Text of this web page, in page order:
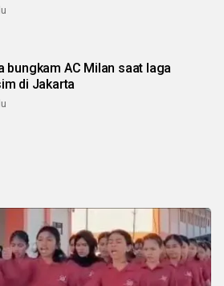
bungkam AC Milan saat laga
di Jakarta